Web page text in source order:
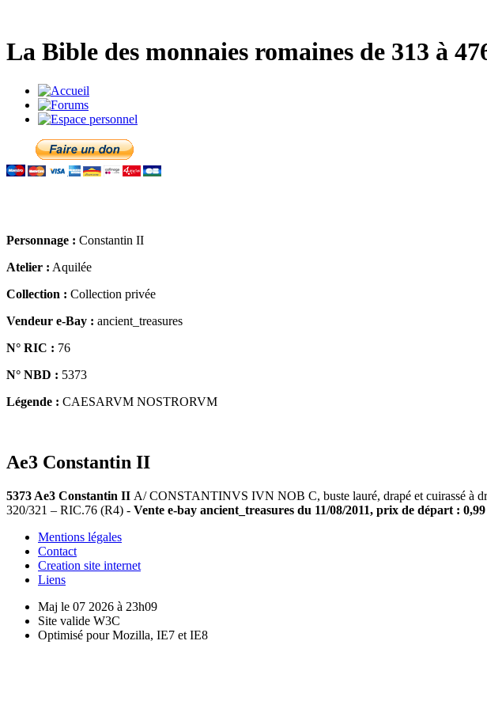
La Bible des monnaies romaines de 313 à
Personnage : Constantin II
Atelier : Aquilée
Collection : Collection privée
Vendeur e-Bay : ancient_treasures
N° RIC : 76
N° NBD : 5373
Légende : CAESARVM NOSTRORVM
Ae3 Constantin II
5373 Ae3 Constantin II A/ CONSTANTINVS IVN NOB C, buste lauré, drapé et cuirassé à
320/321 – RIC.76 (R4) - Vente e-bay ancient_treasures du 11/08/2011, prix de départ :
Mentions légales
Contact
Creation site internet
Liens
Maj le 07 2026 à 23h09
Site valide W3C
Optimisé pour Mozilla, IE7 et IE8